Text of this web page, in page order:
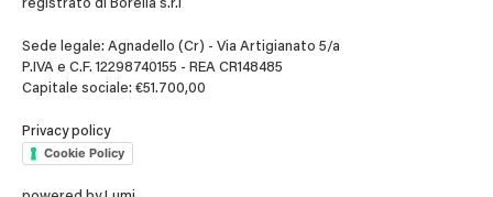
registrato di Borella s.r.l
Sede legale: Agnadello (Cr) - Via Artigianato 5/a
P.IVA e C.F. 12298740155 - REA CR148485
Capitale sociale: €51.700,00
Privacy policy
Cookie Policy